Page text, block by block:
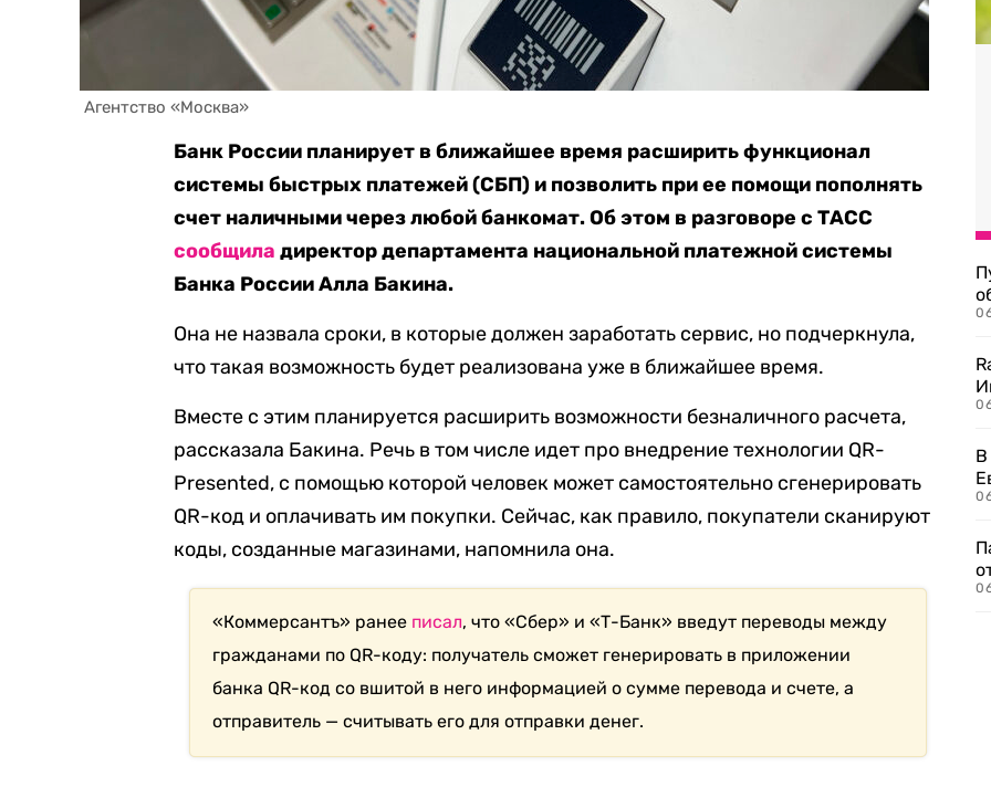
Агентство «Москва»
Банк России планирует в ближайшее время расширить функционал
системы быстрых платежей (СБП) и позволить при ее помощи пополнять
счет наличными через любой банкомат. Об этом в разговоре с ТАСС
сообщила директор департамента национальной платежной системы
Банка России Алла Бакина.
Она не назвала сроки, в которые должен заработать сервис, но подчеркнула,
что такая возможность будет реализована уже в ближайшее время.
Вместе с этим планируется расширить возможности безналичного расчета,
рассказала Бакина. Речь в том числе идет про внедрение технологии QR-
Presented, с помощью которой человек может самостоятельно сгенерировать
QR-код и оплачивать им покупки. Сейчас, как правило, покупатели сканируют
коды, созданные магазинами, напомнила она.
«Коммерсантъ» ранее писал, что «Сбер» и «Т-Банк» введут переводы между
гражданами по QR-коду: получатель сможет генерировать в приложении
банка QR-код со вшитой в него информацией о сумме перевода и счете, а
отправитель — считывать его для отправки денег.
В